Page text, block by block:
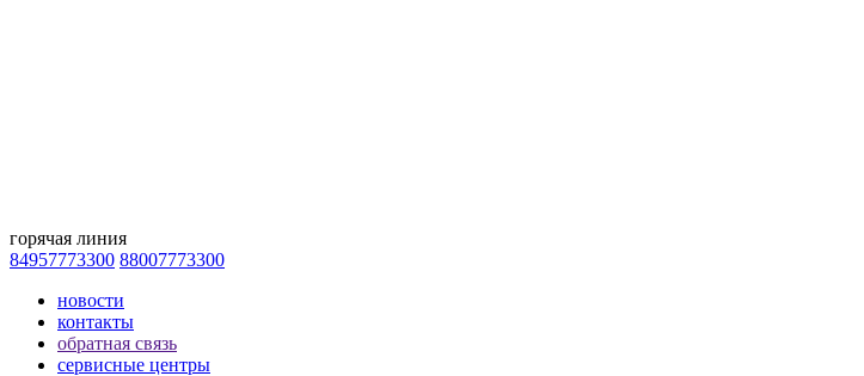
горячая линия
84957773300 88007773300
новости
контакты
обратная связь
сервисные центры